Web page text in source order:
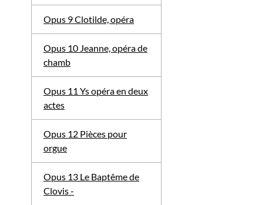
Opus 9 Clotilde, opéra
Opus 10 Jeanne, opéra de
chamb
Opus 11 Ys opéra en deux
actes
Opus 12 Pièces pour
orgue
Opus 13 Le Baptême de
Clovis -